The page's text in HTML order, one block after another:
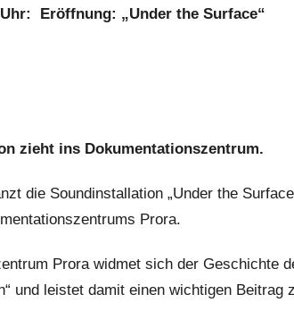
Uhr: Eröffnung: „Under the Surface“
zieht ins Dokumentationszentrum.
die Soundinstallation „Under the
Prora.
Prora widmet sich der Geschichte
und leistet damit einen wichtigen